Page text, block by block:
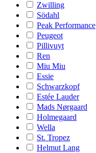
Zwilling
Södahl
Peak Performance
Peugeot
Pillivuyt
Ren
Miu Miu
Essie
Schwarzkopf
Estée Lauder
Mads Nørgaard
Holmegaard
Wella
St. Tropez
Helmut Lang